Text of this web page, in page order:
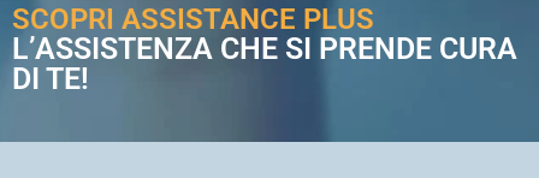
SCOPRI ASSISTANCE PLUS
L’ASSISTENZA CHE SI PRENDE CURA
DI TE!